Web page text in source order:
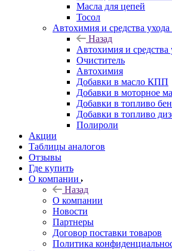
Масла для цепей
Тосол
Автохимия и средства
Назад
Автохимия и средства
Очиститель
Автохимия
Добавки в масло КПП
Добавки в моторное
Добавки в топливо
Добавки в топливо
Полироли
Акции
Таблицы аналогов
Отзывы
Где купить
О компании
Назад
О компании
Новости
Партнеры
Договор поставки товаров
Политика